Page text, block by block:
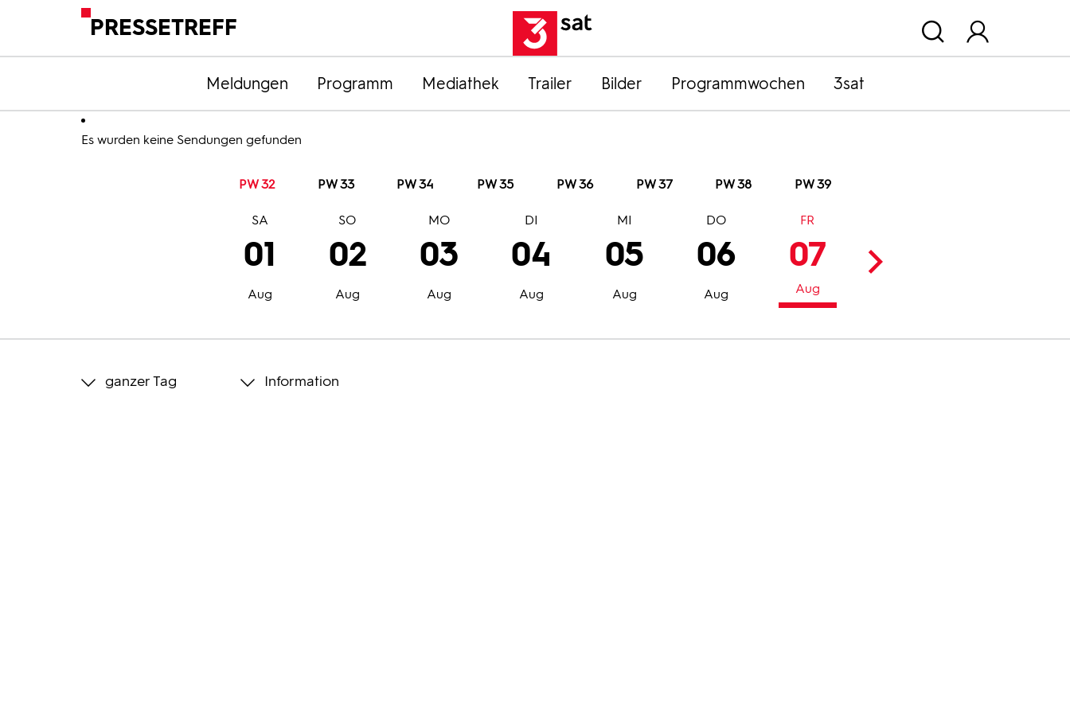
PRESSETREFF
Meldungen Programm Mediathek Trailer Bilder Programmwochen 3sat
Es wurden keine Sendungen gefunden
PW 32 PW 33 PW 34 PW 35 PW 36 PW 37 PW 38 PW 39
01
Aug
SA
02
Aug
SO
03
Aug
MO
04
Aug
DI
05
Aug
MI
06
Aug
DO
07
Aug
FR
08
ganzer Tag Information